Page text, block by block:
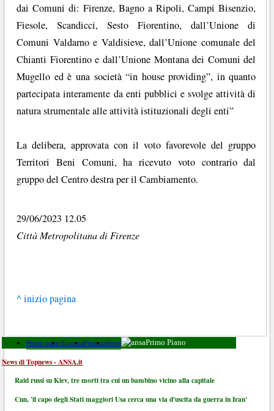
dai Comuni di: Firenze, Bagno a Ripoli, Campi Bisenzio,
Fiesole, Scandicci, Sesto Fiorentino, dall’Unione di
Comuni Valdarno e Valdisieve, dall’Unione comunale del
Chianti Fiorentino e dall’Unione Montana dei Comuni del
Mugello ed è una società “in house providing”, in quanto
partecipata interamente da enti pubblici e svolge attività di
natura strumentale alle attività istituzionali degli enti”
La delibera, approvata con il voto favorevole del gruppo
Territori Beni Comuni, ha ricevuto voto contrario dal
gruppo del Centro destra per il Cambiamento.
29/06/2023 12.05
Città Metropolitana di Firenze
^ inizio pagina
Primo pianoToscanaFinanzaSport Primo Piano
News di Topnews - ANSA.it
Raid russi su Kiev, tre morti tra cui un bambino vicino alla capitale
Cnn, 'il capo degli Stati maggiori Usa cerca una via d'uscita da guerra in Iran'